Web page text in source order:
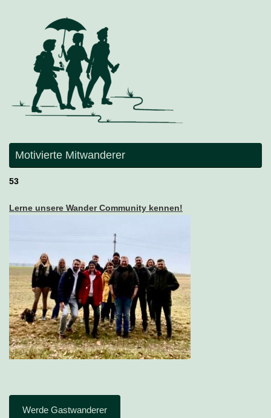
Motivierte Mitwanderer
53
Lerne unsere Wander Community kennen!
Werde Gastwanderer